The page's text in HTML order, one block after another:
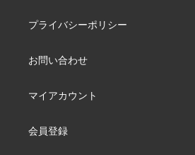
プライバシーポリシー
お問い合わせ
マイアカウント
会員登録